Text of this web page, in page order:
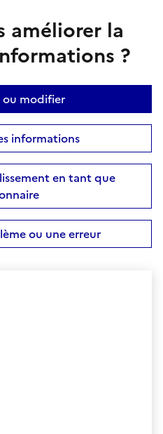
améliorer la
?
modifier
informations
en tant que
ou une erreur